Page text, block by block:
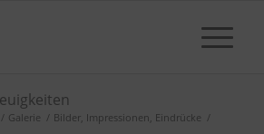
/ Galerie / Bilder, Impressionen, Eindrücke /